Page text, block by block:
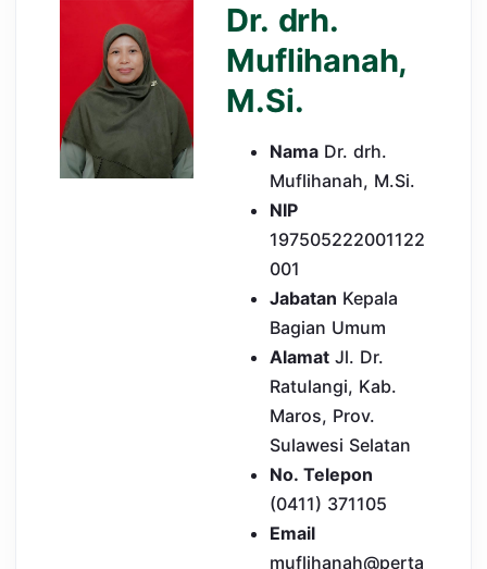
Dr. drh.
Muflihanah,
M.Si.
Nama Dr. drh.
Muflihanah, M.Si.
NIP
197505222001122
001
Jabatan Kepala
Bagian Umum
Alamat Jl. Dr.
Ratulangi, Kab.
Maros, Prov.
Sulawesi Selatan
No. Telepon
(0411) 371105
Email
muflihanah@perta